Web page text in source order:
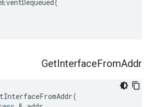
GetInterfaceFromAddr
(